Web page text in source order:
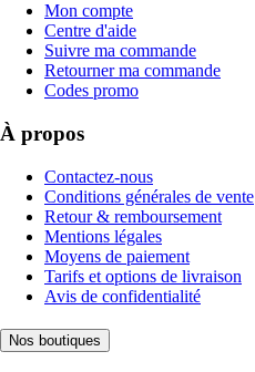
Mon compte
Centre d'aide
Suivre ma commande
Retourner ma commande
Codes promo
À propos
Contactez-nous
Conditions générales de vente
Retour & remboursement
Mentions légales
Moyens de paiement
Tarifs et options de livraison
Avis de confidentialité
Nos boutiques